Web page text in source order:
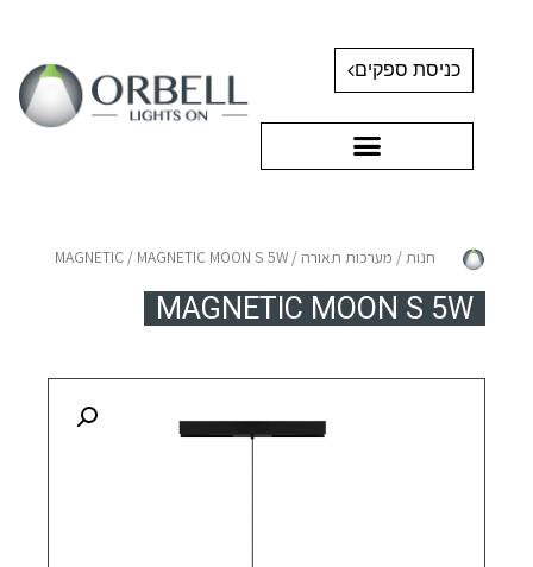
כניסת ספקים
חנות / מערכות תאורה /
MAGNETIC / MAGNETIC MOON S 5W
MAGNETIC MOON S 5W